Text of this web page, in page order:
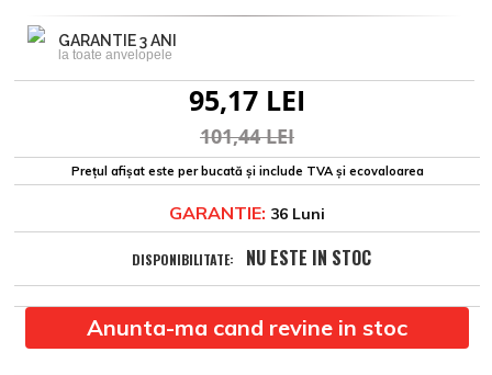
GARANTIE 3 ANI
la toate anvelopele
95,17 LEI
101,44 LEI
Prețul afișat este per bucată și include TVA și ecovaloarea
GARANTIE: 36 Luni
DISPONIBILITATE: NU ESTE IN STOC
Anunta-ma cand revine in stoc